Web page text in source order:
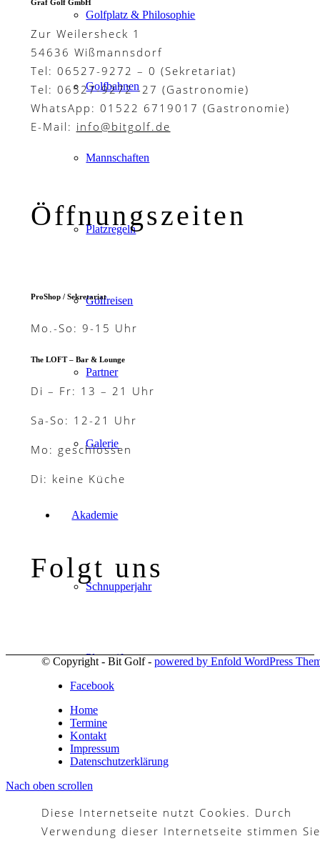
Golfplatz & Philosophie
Golfbahnen
Mannschaften
Platzregeln
Golfreisen
Partner
Galerie
Akademie
Schnupperjahr
Platzreife
Golfregeln
Graf Golf GmbH
Zur Weilersheck 1
54636 Wißmannsdorf
Tel: 06527-9272 – 0 (Sekretariat)
Tel: 06527-9272 -27 (Gastronomie)
WhatsApp: 01522 6719017 (Gastronomie)
E-Mail: info@bitgolf.de
Öffnungszeiten
ProShop / Sekretariat
Mo.-So: 9-15 Uhr
The LOFT – Bar & Lounge
Di – Fr: 13 – 21 Uhr
Sa-So: 12-21 Uhr
Mo: geschlossen
Di: keine Küche
Folgt uns
© Copyright - Bit Golf - powered by Enfold WordPress
Facebook
Home
Termine
Kontakt
Impressum
Datenschutzerklärung
Nach oben scrollen
Diese Internetseite nutzt Cookies. Durch
Verwendung dieser Internetseite stimmen